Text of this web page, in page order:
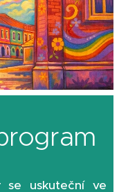
se uskuteční ve